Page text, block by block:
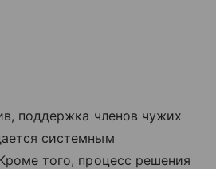
поддержка членов чужих
системным
того, процесс решения